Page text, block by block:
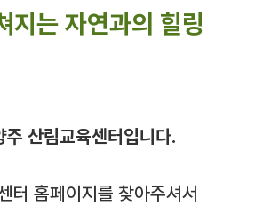
지는 자연과의 힐링
산림교육센터입니다.
터 홈페이지를 찾아주셔서